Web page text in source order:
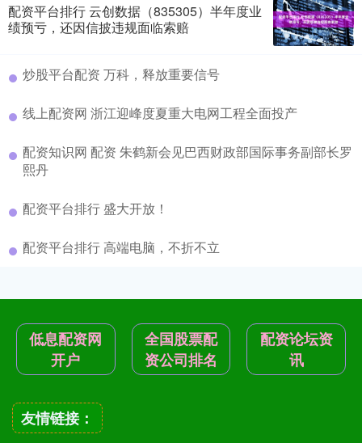
配资平台排行 云创数据（835305）半年度业
绩预亏，还因信披违规面临索赔
炒股平台配资 万科，释放重要信号
线上配资网 浙江迎峰度夏重大电网工程全面投产
配资知识网 配资 朱鹤新会见巴西财政部国际事务副部长罗
熙丹
配资平台排行 盛大开放！
配资平台排行 高端电脑，不折不立
低息配资网
开户
全国股票配
资公司排名
配资论坛资
讯
友情链接：